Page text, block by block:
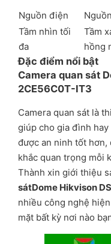
Nguồn điện
Tầm nhìn tối
đa
Tầm
hồng
Đặc điểm nổi bật
Camera quan sát
2CE56C0T-IT3
Camera quan sát là
giúp cho gia đình
được an ninh tốt
khắc quan trọng mỗi
Thành xin giới thiệu
sátDome Hikvison
nhiều công nghệ
mặt bất kỳ nơi nào